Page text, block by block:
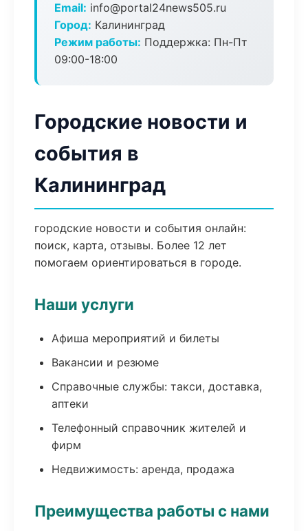
Email: info@portal24news505.ru
Город: Калининград
Режим работы: Поддержка: Пн-Пт
09:00-18:00
Городские новости и
события в
Калининград
городские новости и события онлайн:
поиск, карта, отзывы. Более 12 лет
помогаем ориентироваться в городе.
Наши услуги
Афиша мероприятий и билеты
Вакансии и резюме
Справочные службы: такси, доставка,
аптеки
Телефонный справочник жителей и
фирм
Недвижимость: аренда, продажа
Преимущества работы с нами